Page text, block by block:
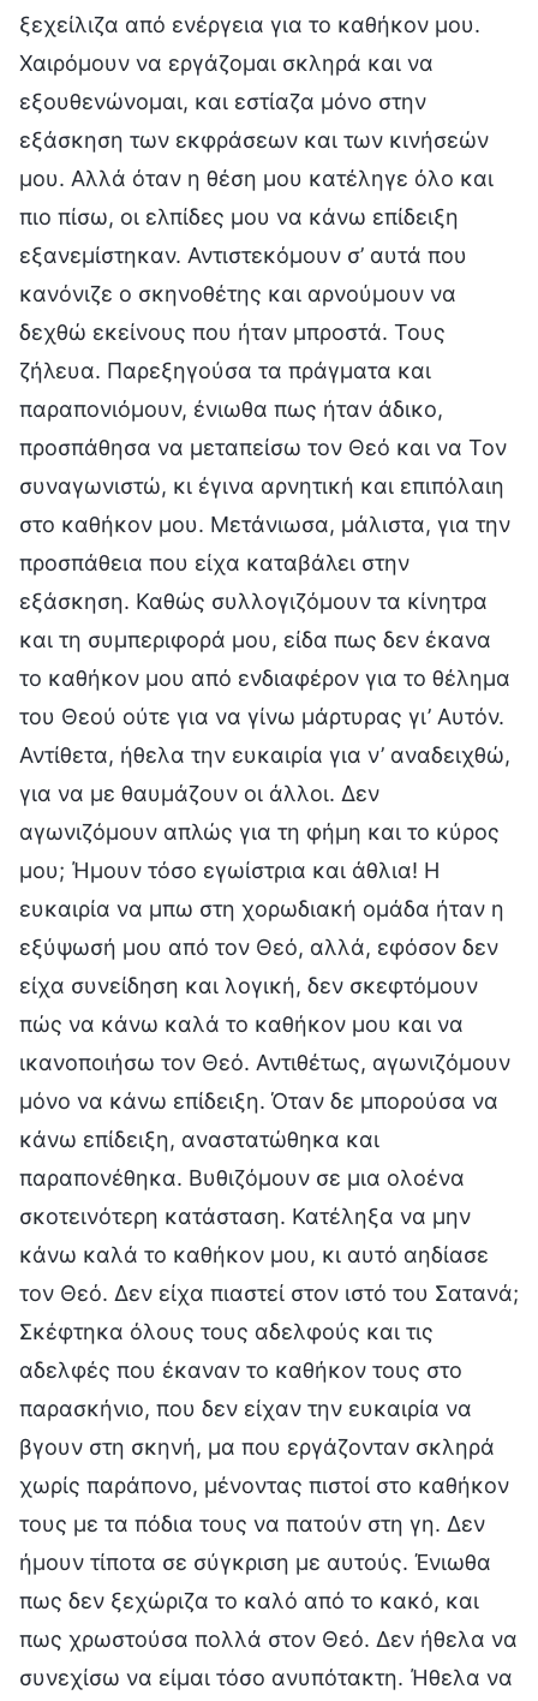
ξεχείλιζα από ενέργεια για το καθήκον μου.
Χαιρόμουν να εργάζομαι σκληρά και να
εξουθενώνομαι, και εστίαζα μόνο στην
εξάσκηση των εκφράσεων και των κινήσεών
μου. Αλλά όταν η θέση μου κατέληγε όλο και
πιο πίσω, οι ελπίδες μου να κάνω επίδειξη
εξανεμίστηκαν. Αντιστεκόμουν σ’ αυτά που
κανόνιζε ο σκηνοθέτης και αρνούμουν να
δεχθώ εκείνους που ήταν μπροστά. Τους
ζήλευα. Παρεξηγούσα τα πράγματα και
παραπονιόμουν, ένιωθα πως ήταν άδικο,
προσπάθησα να μεταπείσω τον Θεό και να Τον
συναγωνιστώ, κι έγινα αρνητική και επιπόλαιη
στο καθήκον μου. Μετάνιωσα, μάλιστα, για την
προσπάθεια που είχα καταβάλει στην
εξάσκηση. Καθώς συλλογιζόμουν τα κίνητρα
και τη συμπεριφορά μου, είδα πως δεν έκανα
το καθήκον μου από ενδιαφέρον για το θέλημα
του Θεού ούτε για να γίνω μάρτυρας γι’ Αυτόν.
Αντίθετα, ήθελα την ευκαιρία για ν’ αναδειχθώ,
για να με θαυμάζουν οι άλλοι. Δεν
αγωνιζόμουν απλώς για τη φήμη και το κύρος
μου; Ήμουν τόσο εγωίστρια και άθλια! Η
ευκαιρία να μπω στη χορωδιακή ομάδα ήταν η
εξύψωσή μου από τον Θεό, αλλά, εφόσον δεν
είχα συνείδηση και λογική, δεν σκεφτόμουν
πώς να κάνω καλά το καθήκον μου και να
ικανοποιήσω τον Θεό. Αντιθέτως, αγωνιζόμουν
μόνο να κάνω επίδειξη. Όταν δε μπορούσα να
κάνω επίδειξη, αναστατώθηκα και
παραπονέθηκα. Βυθιζόμουν σε μια ολοένα
σκοτεινότερη κατάσταση. Κατέληξα να μην
κάνω καλά το καθήκον μου, κι αυτό αηδίασε
τον Θεό. Δεν είχα πιαστεί στον ιστό του Σατανά;
Σκέφτηκα όλους τους αδελφούς και τις
αδελφές που έκαναν το καθήκον τους στο
παρασκήνιο, που δεν είχαν την ευκαιρία να
βγουν στη σκηνή, μα που εργάζονταν σκληρά
χωρίς παράπονο, μένοντας πιστοί στο καθήκον
τους με τα πόδια τους να πατούν στη γη. Δεν
ήμουν τίποτα σε σύγκριση με αυτούς. Ένιωθα
πως δεν ξεχώριζα το καλό από το κακό, και
πως χρωστούσα πολλά στον Θεό. Δεν ήθελα να
συνεχίσω να είμαι τόσο ανυπότακτη. Ήθελα να